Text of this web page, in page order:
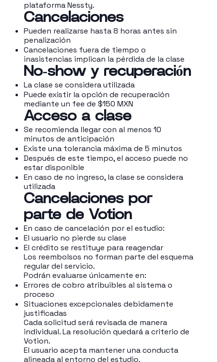
plataforma Nessty.
Cancelaciones
Pueden realizarse hasta 8 horas antes sin
penalización
Cancelaciones fuera de tiempo o
inasistencias implican la pérdida de la clase
No-show y recuperación
La clase se considera utilizada
Puede existir la opción de recuperación
mediante un fee de $150 MXN
Acceso a clase
Se recomienda llegar con al menos 10
minutos de anticipación
Existe una tolerancia máxima de 5 minutos
Después de este tiempo, el acceso puede no
estar disponible
En caso de no ingreso, la clase se considera
utilizada
Cancelaciones por
parte de Votion
En caso de cancelación por el estudio:
El usuario no pierde su clase
El crédito se restituye para reagendar
Los reembolsos no forman parte del esquema
regular del servicio.
Podrán evaluarse únicamente en:
Errores de cobro atribuibles al sistema o
proceso
Situaciones excepcionales debidamente
justificadas
Cada solicitud será revisada de manera
individual. La resolución quedará a criterio de
Votion.
El usuario acepta mantener una conducta
alineada al entorno del estudio.